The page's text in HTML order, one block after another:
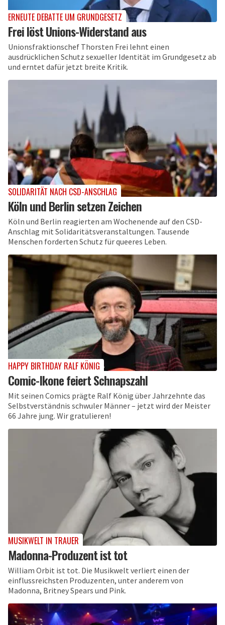
ERNEUTE DEBATTE UM GRUNDGESETZ
Frei löst Unions-Widerstand aus
Unionsfraktionschef Thorsten Frei lehnt einen
ausdrücklichen Schutz sexueller Identität im Grundgesetz ab
und erntet dafür jetzt breite Kritik.
SOLIDARITÄT NACH CSD-ANSCHLAG
Köln und Berlin setzen Zeichen
Köln und Berlin reagierten am Wochenende auf den CSD-
Anschlag mit Solidaritätsveranstaltungen. Tausende
Menschen forderten Schutz für queeres Leben.
HAPPY BIRTHDAY RALF KÖNIG
Comic-Ikone feiert Schnapszahl
Mit seinen Comics prägte Ralf König über Jahrzehnte das
Selbstverständnis schwuler Männer – jetzt wird der Meister
66 Jahre jung. Wir gratulieren!
MUSIKWELT IN TRAUER
Madonna-Produzent ist tot
William Orbit ist tot. Die Musikwelt verliert einen der
einflussreichsten Produzenten, unter anderem von
Madonna, Britney Spears und Pink.